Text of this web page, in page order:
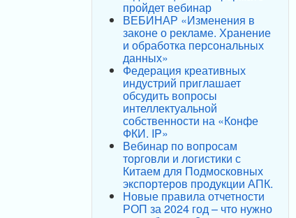
пройдет вебинар
ВЕБИНАР «Изменения в
законе о рекламе. Хранение
и обработка персональных
данных»
Федерация креативных
индустрий приглашает
обсудить вопросы
интеллектуальной
собственности на «Конфе
ФКИ. IP»
Вебинар по вопросам
торговли и логистики с
Китаем для Подмосковных
экспортеров продукции АПК.
Новые правила отчетности
РОП за 2024 год – что нужно